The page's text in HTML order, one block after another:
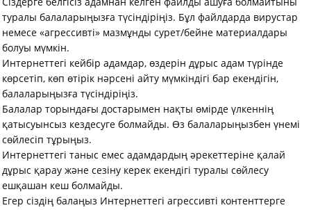
туралы балаларыңызға түсіндіріңіз. Бұл файлдарда вирустар
немесе «агрессивті» мазмұнды сурет/бейне материалдары
болуы мүмкін.
Интернеттегі кейбір адамдар, өздерін дұрыс адам түрінде
көрсетіп, көп өтірік нәрсені айту мүмкіндігі бар екендігін,
балаларыңызға түсіндіріңіз.
Балалар торындағы достарымен нақты өмірде үлкеннің
қатысуынсыз кездесуге болмайды. Өз балаларыңызбен үнемі
сөйлесіп тұрыңыз.
Интернеттегі таныс емес адамдардың әрекеттеріне қалай
дұрыс қарау және сезіну керек екендігі туралы сөйлесу
ешқашан кеш болмайды.
Егер сіздің балаңыз Интернеттегі агрессивті контенттерге